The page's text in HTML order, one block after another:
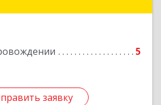
5
заявку
заявку